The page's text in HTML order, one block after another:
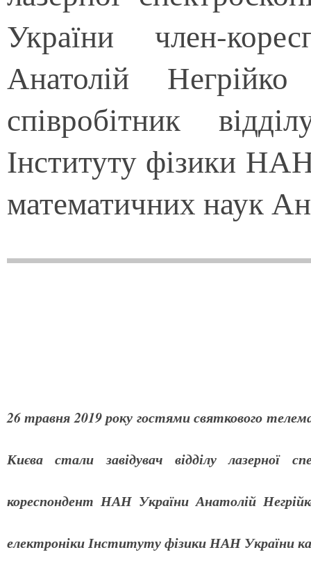
України член-
Анатолій
співробітник
Інституту фізики
математичних наук
26 травня 2019 року гостями святкового
Києва стали завідувач відділу лазерної
кореспондент НАН України Анатолій
електроніки Інституту фізики НАН України